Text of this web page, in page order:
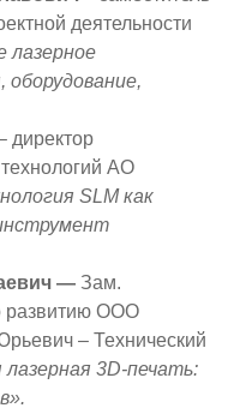
деятельности
лазерное
директор
АО
SLM как
— Зам.
развитию ООО
– Технический
3D-печать: